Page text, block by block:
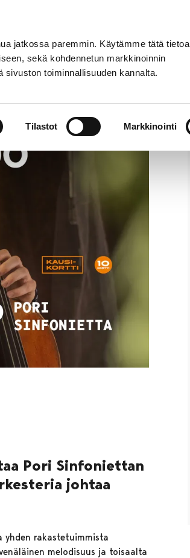
jatkossa paremmin. Käytämme tätä tietoa
sekä kohdennetun markkinoinnin
toiminnallisuuden kannalta.
Tilastot Markkinointi
Pori Sinfoniettan
johtaa
rakastetuimmista
melodisuus ja toisaalta